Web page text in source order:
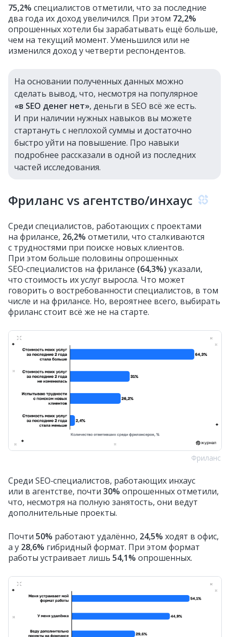
75,2% специалистов отметили, что за последние
два года их доход увеличился. При этом 72,2%
опрошенных хотели бы зарабатывать ещё больше,
чем на текущий момент. Уменьшился или не
изменился доход у четверти респондентов.
На основании полученных данных можно
сделать вывод, что, несмотря на популярное
«в SEO денег нет», деньги в SEO всё же есть.
И при наличии нужных навыков вы можете
стартануть с неплохой суммы и достаточно
быстро уйти на повышение. Про навыки
подробнее рассказали в одной из последних
частей исследования.
Фриланс vs агентство/инхаус
Среди специалистов, работающих с проектами
на фрилансе, 26,2% отметили, что сталкиваются
с трудностями при поиске новых клиентов.
При этом больше половины опрошенных
SEO‑специалистов на фрилансе (64,3%) указали,
что стоимость их услуг выросла. Что может
говорить о востребованности специалистов, в том
числе и на фрилансе. Но, вероятнее всего, выбирать
фриланс стоит всё же не на старте.
Фриланс
Среди SEO‑специалистов, работающих инхаус
или в агентстве, почти 30% опрошенных отметили,
что, несмотря на полную занятость, они ведут
дополнительные проекты.
Почти 50% работают удалённо, 24,5% ходят в офис,
а у 28,6% гибридный формат. При этом формат
работы устраивает лишь 54,1% опрошенных.